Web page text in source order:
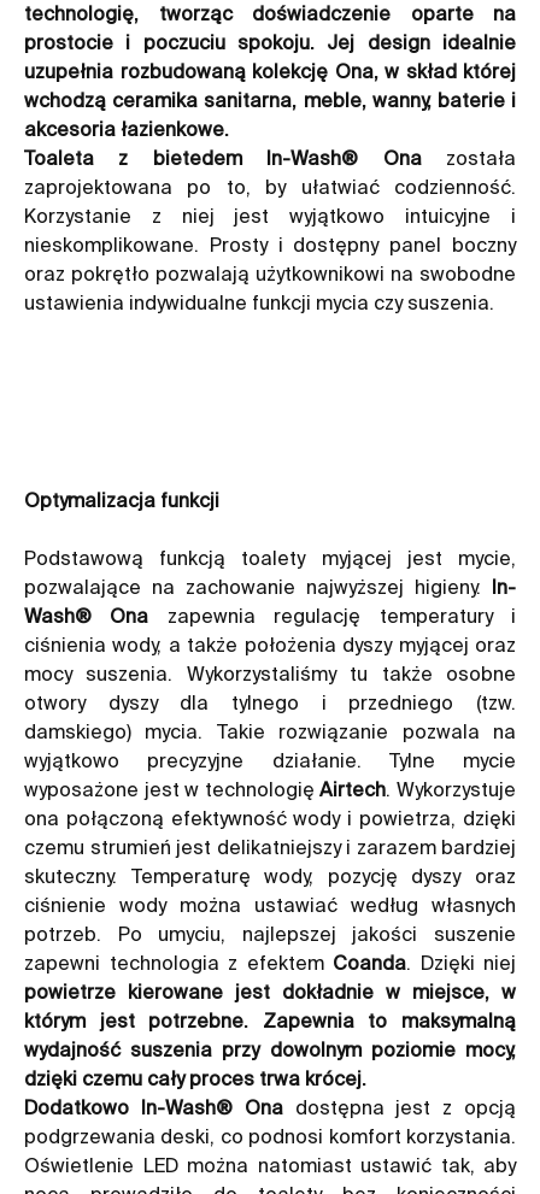
technologię, tworząc doświadczenie oparte na
prostocie i poczuciu spokoju. Jej design idealnie
uzupełnia rozbudowaną kolekcję Ona, w skład której
wchodzą ceramika sanitarna, meble, wanny, baterie i
akcesoria łazienkowe.
Toaleta z bietedem In-Wash® Onazostała
zaprojektowana po to, by ułatwiać codzienność.
Korzystanie z niej jest wyjątkowo intuicyjne i
nieskomplikowane. Prosty i dostępny panel boczny
oraz pokrętło pozwalają użytkownikowi na swobodne
ustawienia indywidualne funkcji mycia czy suszenia.
Optymalizacja funkcji
Podstawową funkcją toalety myjącej jest mycie,
pozwalające na zachowanie najwyższej higieny. In-
Wash® Ona zapewnia regulację temperatury i
ciśnienia wody, a także położenia dyszy myjącej oraz
mocy suszenia. Wykorzystaliśmy tu także osobne
otwory dyszy dla tylnego i przedniego (tzw.
damskiego) mycia. Takie rozwiązanie pozwala na
wyjątkowo precyzyjne działanie. Tylne mycie
wyposażone jest w technologięAirtech . Wykorzystuje
ona połączoną efektywność wody i powietrza, dzięki
czemu strumień jest delikatniejszy i zarazem bardziej
skuteczny. Temperaturę wody, pozycję dyszy oraz
ciśnienie wody można ustawiać według własnych
potrzeb. Po umyciu, najlepszej jakości suszenie
zapewni technologia z efektem Coanda . Dzięki niej
powietrze kierowane jest dokładnie w miejsce, w
którym jest potrzebne. Zapewnia to maksymalną
wydajność suszenia przy dowolnym poziomie mocy,
dzięki czemu cały proces trwa krócej.
Dodatkowo In-Wash® Ona dostępna jest z opcją
podgrzewania deski, co podnosi komfort korzystania.
Oświetlenie LED można natomiast ustawić tak, aby